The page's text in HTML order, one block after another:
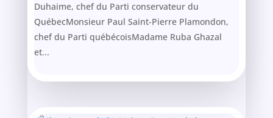
Duhaime, chef du Parti conservateur du
QuébecMonsieur Paul Saint-Pierre Plamondon,
chef du Parti québécoisMadame Ruba Ghazal
et...